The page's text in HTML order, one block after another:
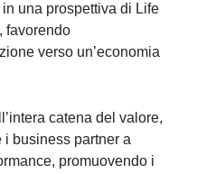
una prospettiva di Life
favorendo
verso un’economia
catena del valore,
business partner a
promuovendo i